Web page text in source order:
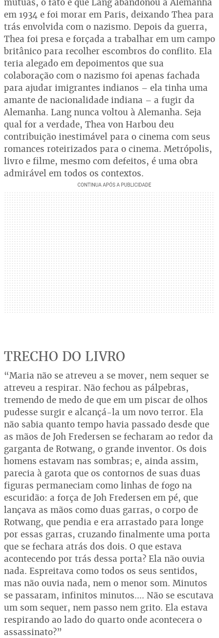
em 1934 e foi morar em Paris, deixando Thea para
trás envolvida com o nazismo. Depois da guerra,
Thea foi presa e forçada a trabalhar em um campo
britânico para recolher escombros do conflito. Ela
teria alegado em depoimentos que sua
colaboração com o nazismo foi apenas fachada
para ajudar imigrantes indianos – ela tinha uma
amante de nacionalidade indiana – a fugir da
Alemanha. Lang nunca voltou à Alemanha. Seja
qual for a verdade, Thea von Harbou deu
contribuição inestimável para o cinema com seus
romances roteirizados para o cinema. Metrópolis,
livro e filme, mesmo com defeitos, é uma obra
admirável em todos os contextos.
TRECHO DO LIVRO
“Maria não se atreveu a se mover, nem sequer se
atreveu a respirar. Não fechou as pálpebras,
tremendo de medo de que em um piscar de olhos
pudesse surgir e alcançá-la um novo terror. Ela
não sabia quanto tempo havia passado desde que
as mãos de Joh Fredersen se fecharam ao redor da
garganta de Rotwang, o grande inventor. Os dois
homens estavam nas sombras; e, ainda assim,
parecia à garota que os contornos de suas duas
figuras permaneciam como linhas de fogo na
escuridão: a força de Joh Fredersen em pé, que
lançava as mãos como duas garras, o corpo de
Rotwang, que pendia e era arrastado para longe
por essas garras, cruzando finalmente uma porta
que se fechara atrás dos dois. O que estava
acontecendo por trás dessa porta? Ela não ouvia
nada. Espreitava como todos os seus sentidos,
mas não ouvia nada, nem o menor som. Minutos
se passaram, infinitos minutos.... Não se escutava
um som sequer, nem passo nem grito. Ela estava
respirando ao lado do quarto onde acontecera o
assassinato?”